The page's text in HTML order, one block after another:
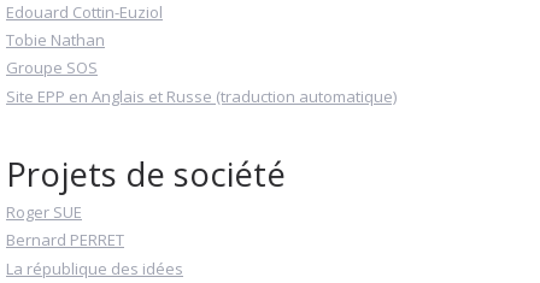
Edouard Cottin-Euziol
Tobie Nathan
Groupe SOS
Site EPP en Anglais et Russe (traduction automatique)
Projets de société
Roger SUE
Bernard PERRET
La république des idées